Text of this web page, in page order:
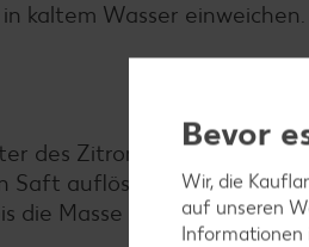
kaltem Wasser
des Zitronensafts
Saft auflösen und in den
die Masse zu gelieren
Bevor
Wir, die
auf unseren
Informationen